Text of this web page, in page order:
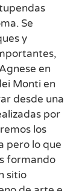
Se
y
en
Monti en
desde una
por
los
pero lo que
formando
sitio